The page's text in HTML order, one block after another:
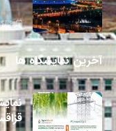
6 آگوست 2026
آخرین نمایشگاه ها